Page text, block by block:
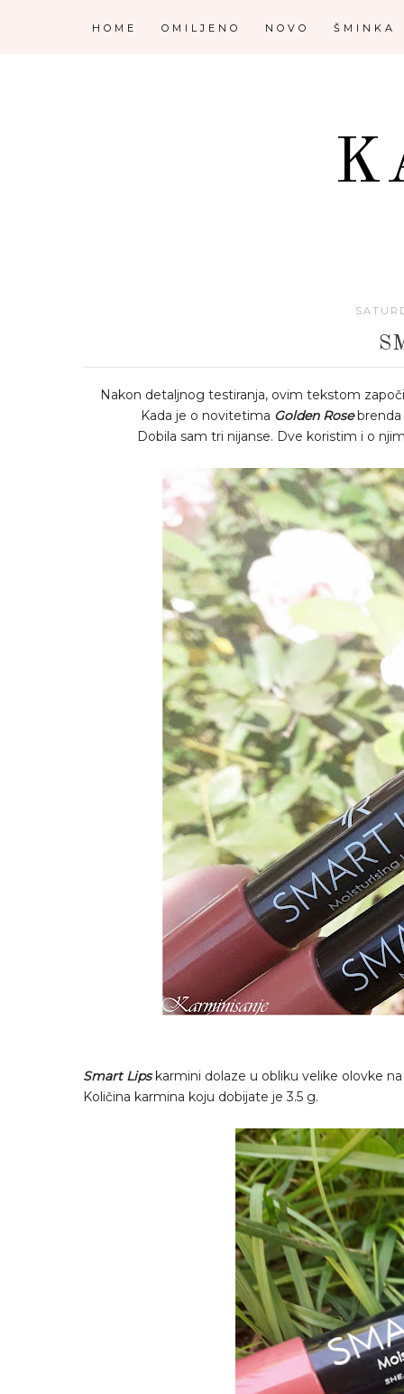
HOME OMILJENO NOVO ŠMINKA
Nakon detaljnog testiranja, ovim tekstom
Kada je o novitetima Golden Rosebrenda
Dobila sam tri nijanse. Dve koristim i o
Smart Lipskarmini dolaze u obliku velike olovke
Količina karmina koju dobijate je 3.5 g.